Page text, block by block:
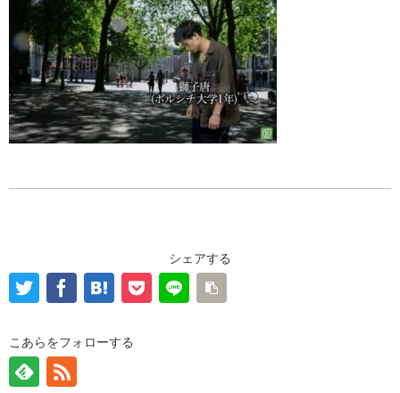
シェアする
こあらをフォローする